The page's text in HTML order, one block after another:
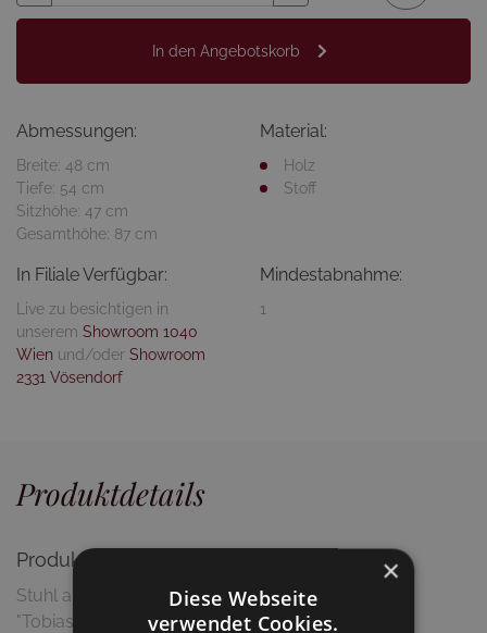
In den Angebotskorb
Abmessungen:
Breite: 48 cm
Tiefe: 54 cm
Sitzhöhe: 47 cm
Gesamthöhe: 87 cm
Material:
Holz
Stoff
In Filiale Verfügbar:
Live zu besichtigen in
unserem Showroom 1040
Wien und/oder Showroom
2331 Vösendorf
Mindestabnahme:
1
Produktdetails
Produktbeschreibung
Stuhl aus massivem Buchenholz, in Buche natur.
"Tobias" überzeugt trotz kompakter Bauweise mit
×
Diese Webseite
verwendet Cookies.